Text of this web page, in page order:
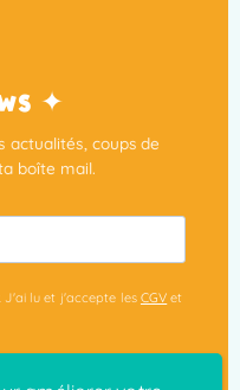
✦
actualités, coups de
boîte mail.
J'ai lu et j'accepte les CGV et